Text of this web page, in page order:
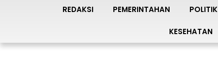
REDAKSI PEMERINTAHAN POLITIK
KESEHATAN